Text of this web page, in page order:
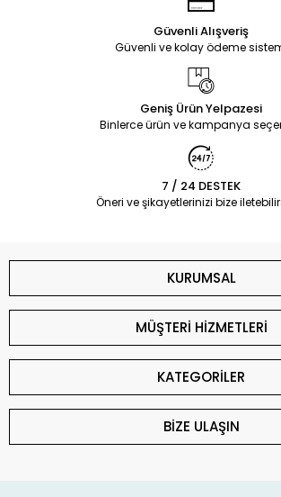
Güvenli Alışveriş
Güvenli ve kolay ödeme
Geniş Ürün Yelpazesi
Binlerce ürün ve kampanya
7 / 24 DESTEK
Öneri ve şikayetlerinizi bize
KURUMSAL
MÜŞTERİ HİZMETLERİ
KATEGORİLER
BİZE ULAŞIN